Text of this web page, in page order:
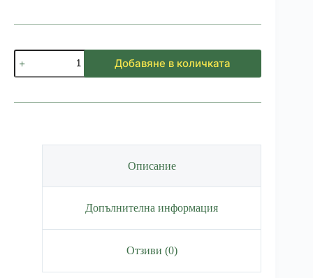
количество
за
Бутилка
400мл
Добавяне в количката
Описание
Допълнителна информация
Отзиви (0)